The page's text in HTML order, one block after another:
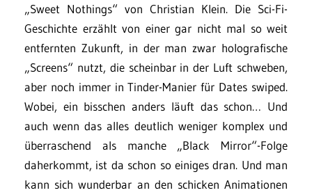
„Sweet Nothings“ von Christian Klein. Die Sci-Fi-
Geschichte erzählt von einer gar nicht mal so weit
entfernten Zukunft, in der man zwar holografische
„Screens“ nutzt, die scheinbar in der Luft schweben,
aber noch immer in Tinder-Manier für Dates swiped.
Wobei, ein bisschen anders läuft das schon… Und
auch wenn das alles deutlich weniger komplex und
überraschend als manche „Black Mirror“-Folge
daherkommt, ist da schon so einiges dran. Und man
kann sich wunderbar an den schicken Animationen